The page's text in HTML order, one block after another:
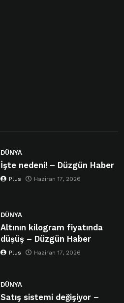
DÜNYA
İşte nedeni! – Düzgün Haber
Plus Haziran 17, 2026
DÜNYA
Altının kilogram fiyatında
düşüş – Düzgün Haber
Plus Haziran 17, 2026
DÜNYA
Satış sistemi değişiyor –